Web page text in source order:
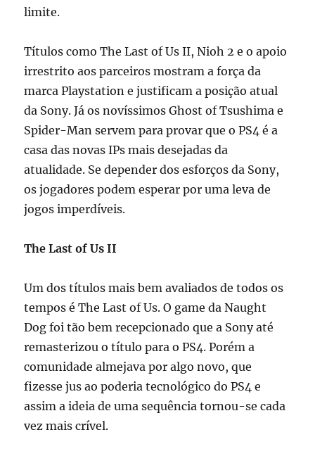
limite.
Títulos como The Last of Us II, Nioh 2 e o apoio
irrestrito aos parceiros mostram a força da
marca Playstation e justificam a posição atual
da Sony. Já os novíssimos Ghost of Tsushima e
Spider-Man servem para provar que o PS4 é a
casa das novas IPs mais desejadas da
atualidade. Se depender dos esforços da Sony,
os jogadores podem esperar por uma leva de
jogos imperdíveis.
The Last of Us II
Um dos títulos mais bem avaliados de todos os
tempos é The Last of Us. O game da Naught
Dog foi tão bem recepcionado que a Sony até
remasterizou o título para o PS4. Porém a
comunidade almejava por algo novo, que
fizesse jus ao poderia tecnológico do PS4 e
assim a ideia de uma sequência tornou-se cada
vez mais crível.